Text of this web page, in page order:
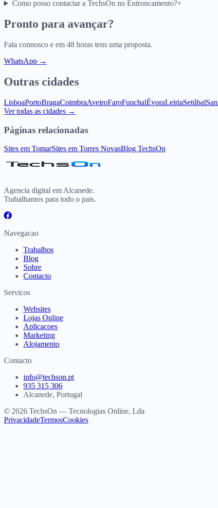
Como posso contactar a TechsOn no Entroncamento?+
Pronto para avançar?
Fala connosco e em 48 horas tens uma proposta.
WhatsApp →
Outras cidades
LisboaPortoBragaCoimbraAveiroFaroFunchalÉvoraLeiriaSetúbal
Ver todas as cidades →
Páginas relacionadas
Sites em TomarSites em Torres NovasBlog TechsOn
Agencia digital em Alcanede.
Trabalhamos para todo o pais.
Navegacao
Trabalhos
Blog
Sobre
Contacto
Servicos
Websites
Lojas Online
Aplicacoes
Marketing
Alojamento
Contacto
info@techson.pt
935 315 306
Alcanede, Portugal
© 2026 TechsOn — Tecnologias Online, Lda
PrivacidadeTermosCookies